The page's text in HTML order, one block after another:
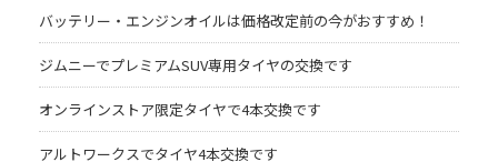
バッテリー・エンジンオイルは価格改定前の今がおすすめ！
ジムニーでプレミアムSUV専用タイヤの交換です
オンラインストア限定タイヤで4本交換です
アルトワークスでタイヤ4本交換です